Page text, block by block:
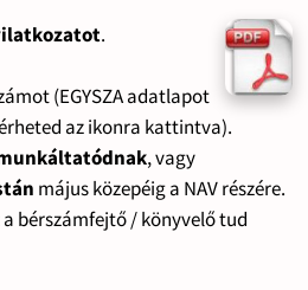
.
(EGYSZA adatlapot
az ikonra kattintva).
, vagy
május közepéig a NAV részére.
bérszámfejtő / könyvelő tud